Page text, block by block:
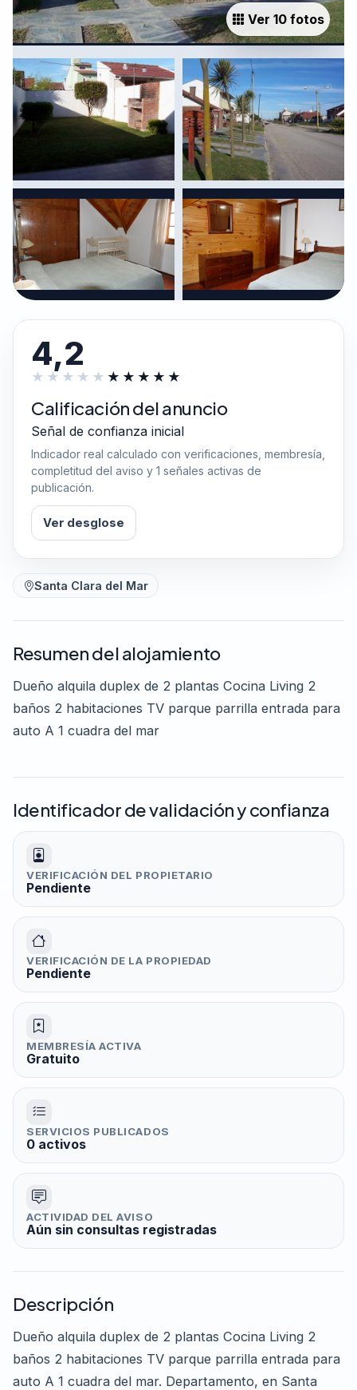
Ver 10 fotos
4,2
Calificación del anuncio
Señal de confianza inicial
Indicador real calculado con verificaciones, membresía,
completitud del aviso y 1 señales activas de
publicación.
Ver desglose
Santa Clara del Mar
Resumen del alojamiento
Dueño alquila duplex de 2 plantas Cocina Living 2
baños 2 habitaciones TV parque parrilla entrada para
auto A 1 cuadra del mar
Identificador de validación y confianza
VERIFICACIÓN DEL PROPIETARIO
Pendiente
VERIFICACIÓN DE LA PROPIEDAD
Pendiente
MEMBRESÍA ACTIVA
Gratuito
SERVICIOS PUBLICADOS
0 activos
ACTIVIDAD DEL AVISO
Aún sin consultas registradas
Descripción
Dueño alquila duplex de 2 plantas Cocina Living 2
baños 2 habitaciones TV parque parrilla entrada para
auto A 1 cuadra del mar. Departamento, en Santa